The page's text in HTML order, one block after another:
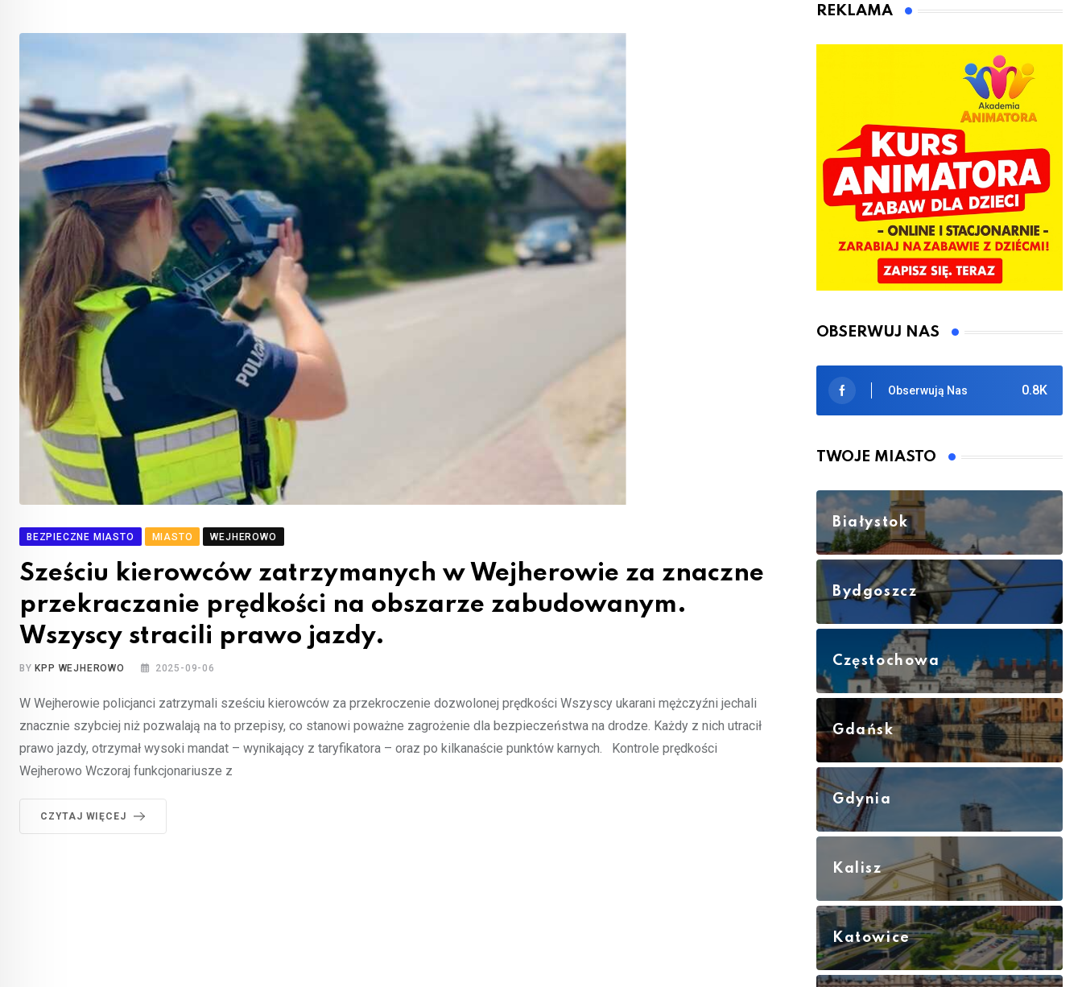
BEZPIECZNE MIASTO MIASTO WEJHEROWO
Sześciu kierowców zatrzymanych w Wejherowie za znaczne
przekraczanie prędkości na obszarze zabudowanym.
Wszyscy stracili prawo jazdy.
BY KPP WEJHEROWO 2025-09-06
W Wejherowie policjanci zatrzymali sześciu kierowców za przekroczenie dozwolonej prędkości Wszyscy ukarani mężczyźni jechali
znacznie szybciej niż pozwalają na to przepisy, co stanowi poważne zagrożenie dla bezpieczeństwa na drodze. Każdy z nich utracił
prawo jazdy, otrzymał wysoki mandat – wynikający z taryfikatora – oraz po kilkanaście punktów karnych. Kontrole prędkości
Wejherowo Wczoraj funkcjonariusze z
CZYTAJ WIĘCEJ
kierownicę w
REKLAMA
OBSERWUJ NAS
0.8K
Obserwują Nas
TWOJE MIASTO
Białystok
Bydgoszcz
Częstochowa
Gdańsk
Gdynia
Kalisz
Katowice